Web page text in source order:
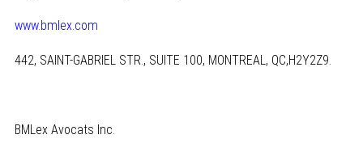
www.bmlex.com
442, SAINT-GABRIEL STR., SUITE 100, MONTREAL, QC,H2Y2Z9.
BMLex Avocats Inc.